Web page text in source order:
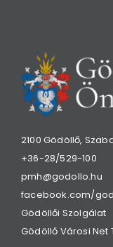
2100 Gödöllő,
+36-28/529-100
pmh@godollo.hu
facebook.com/
Gödöllői Szolgálat
Gödöllő Városi Net